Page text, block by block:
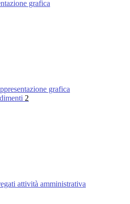
grafica
grafica
2
attività amministrativa